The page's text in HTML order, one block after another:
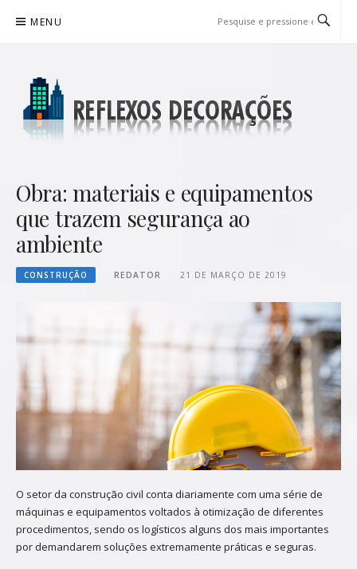
para
MENU
Obra: materiais e equipamentos
que trazem segurança ao
ambiente
CONSTRUÇÃO REDATOR 21 DE MARÇO DE 2019
O setor da construção civil conta diariamente com uma série de
máquinas e equipamentos voltados à otimização de diferentes
procedimentos, sendo os logísticos alguns dos mais importantes
por demandarem soluções extremamente práticas e seguras.